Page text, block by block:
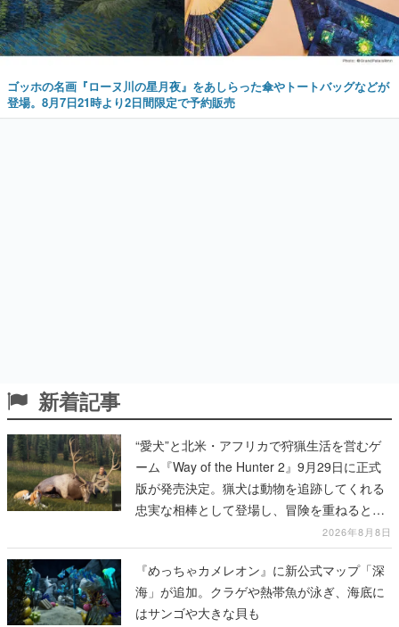
ゴッホの名画『ローヌ川の星月夜』をあしらった傘やトートバッグなどが
登場。8月7日21時より2日間限定で予約販売
新着記事
“愛犬”と北米・アフリカで狩猟生活を営むゲ
ーム『Way of the Hunter 2』9月29日に正式
版が発売決定。猟犬は動物を追跡してくれる
忠実な相棒として登場し、冒険を重ねると成
2026年8月8日
『めっちゃカメレオン』に新公式マップ「深
海」が追加。クラゲや熱帯魚が泳ぎ、海底に
はサンゴや大きな貝も